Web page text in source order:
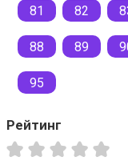
81 82
88 89
95
Рейтинг